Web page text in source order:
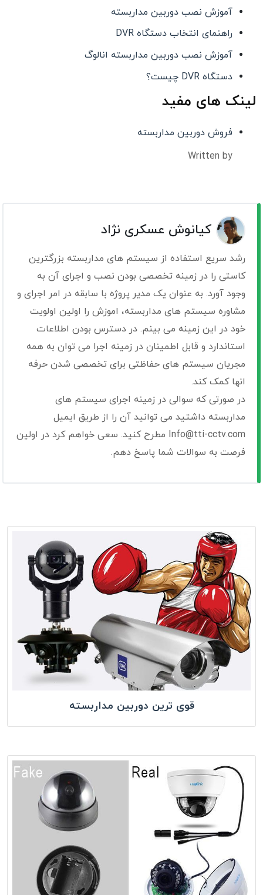
آموزش نصب دوربین مداربسته
راهنمای انتخاب دستگاه DVR
آموزش نصب دوربین مداربسته انالوگ
دستگاه DVR چیست؟
لینک های مفید
فروش دوربین مداربسته
Written by
کیانوش عسکری نژاد
رشد سریع استفاده از سیستم های مداربسته بزرگترین
کاستی را در زمینه تخصصی بودن نصب و اجرای آن به
وجود آورد. به عنوان یک مدیر پروژه با سابقه در امر اجرای و
مشاوره سیستم های مداربسته، اموزش را اولین اولویت
خود در این زمینه می بینم. در دسترس بودن اطلاعات
استاندارد و قابل اطمینان در زمینه اجرا می توان به همه
مجریان سیستم های حفاظتی برای تخصصی شدن حرفه
انها کمک کند.
در صورتی که سوالی در زمینه اجرای سیستم های
مداربسته داشتید می توانید آن را از طریق ایمیل
Info@tti-cctv.com مطرح کنید. سعی خواهم کرد در اولین
فرصت به سوالات شما پاسخ دهم.
قوی ترین دوربین مداربسته